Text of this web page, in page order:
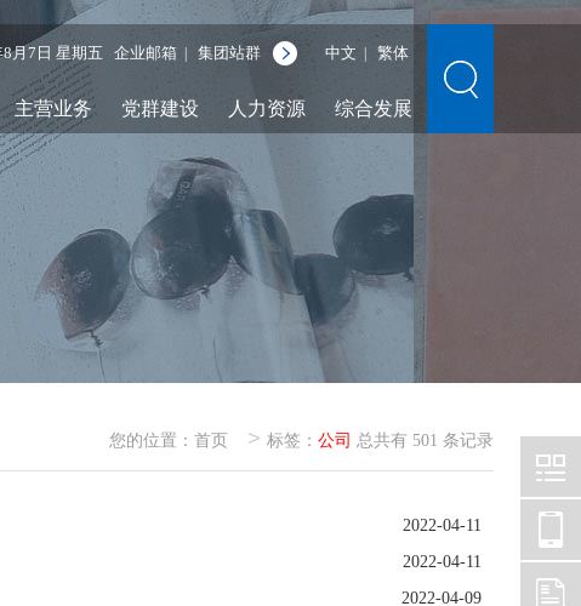
8月7日 星期五 企业邮箱 集团站群 中文 繁体
主营业务 党群建设 人力资源 综合发展
您的位置： 首页 > 标签： 公司 总共有 501 条记录
2022-04-11
2022-04-11
2022-04-09